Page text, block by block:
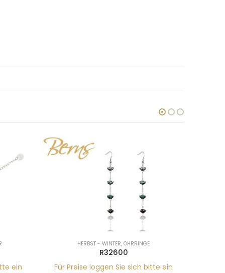
ein
HERBST - WINTER, OHRRINGE
R32600
Für Preise loggen Sie sich bitte ein